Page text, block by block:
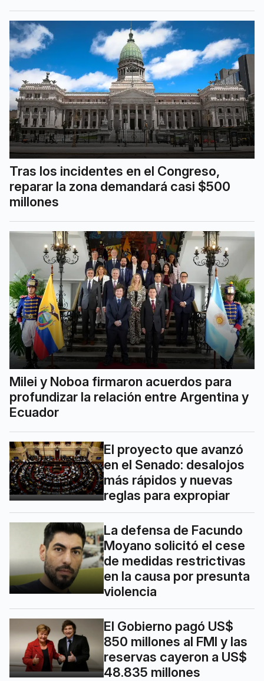
Tras los incidentes en el Congreso,
reparar la zona demandará casi $500
millones
Milei y Noboa firmaron acuerdos para
profundizar la relación entre Argentina y
Ecuador
El proyecto que avanzó
en el Senado: desalojos
más rápidos y nuevas
reglas para expropiar
La defensa de Facundo
Moyano solicitó el cese
de medidas restrictivas
en la causa por presunta
violencia
El Gobierno pagó US$
850 millones al FMI y las
reservas cayeron a US$
48.835 millones